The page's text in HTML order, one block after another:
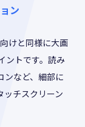
ン
けと同様に大画
ントです。読み
ンなど、細部に
ッチスクリーン